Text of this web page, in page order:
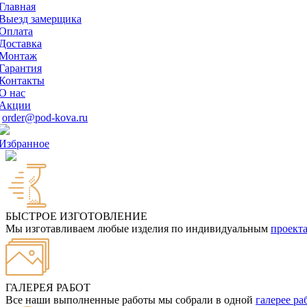
замерщика
нас
order@pod-kova.ru
БЫСТРОЕ ИЗГОТОВЛЕНИЕ
Мы изготавливаем любые изделия по индивидуальным
ГАЛЕРЕЯ РАБОТ
Все наши выполненные работы мы собрали в одной галерее